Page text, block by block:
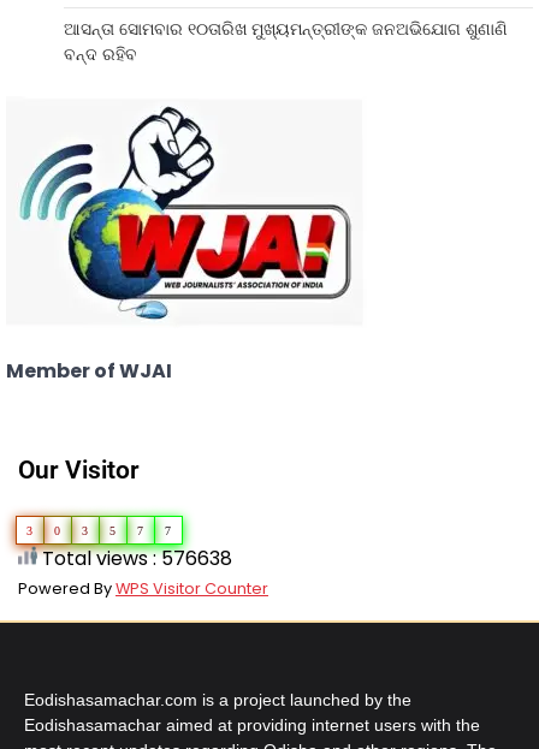
ଆସନ୍ତା ସୋମବାର ୧୦ତାରିଖ ମୁଖ୍ୟମନ୍ତ୍ରୀଙ୍କ ଜନଅଭିଯୋଗ ଶୁଣାଣି
ବନ୍ଦ ରହିବ
Member of WJAI
Our Visitor
3 0 3 5 7 7
Total views : 576638
Powered ByWPS Visitor Counter
Eodishasamachar.com is a project launched by the
Eodishasamachar aimed at providing internet users with the